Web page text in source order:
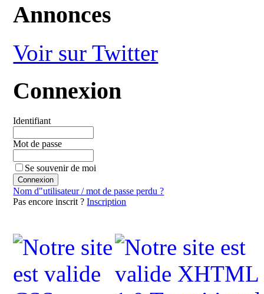
Annonces
Voir sur Twitter
Connexion
Identifiant
Mot de passe
Se souvenir de moi
Nom d"utilisateur / mot de passe perdu ?
Pas encore inscrit ?Inscription